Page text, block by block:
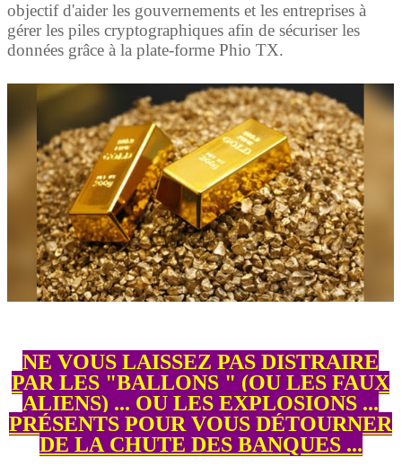
objectif d'aider les gouvernements et les entreprises à
gérer les piles cryptographiques afin de sécuriser les
données grâce à la plate-forme Phio TX.
NE VOUS LAISSEZ PAS DISTRAIRE
PAR LES "BALLONS " (OU LES FAUX
ALIENS) ... OU LES EXPLOSIONS ...
PRÉSENTS POUR VOUS DÉTOURNER
DE LA CHUTE DES BANQUES ...